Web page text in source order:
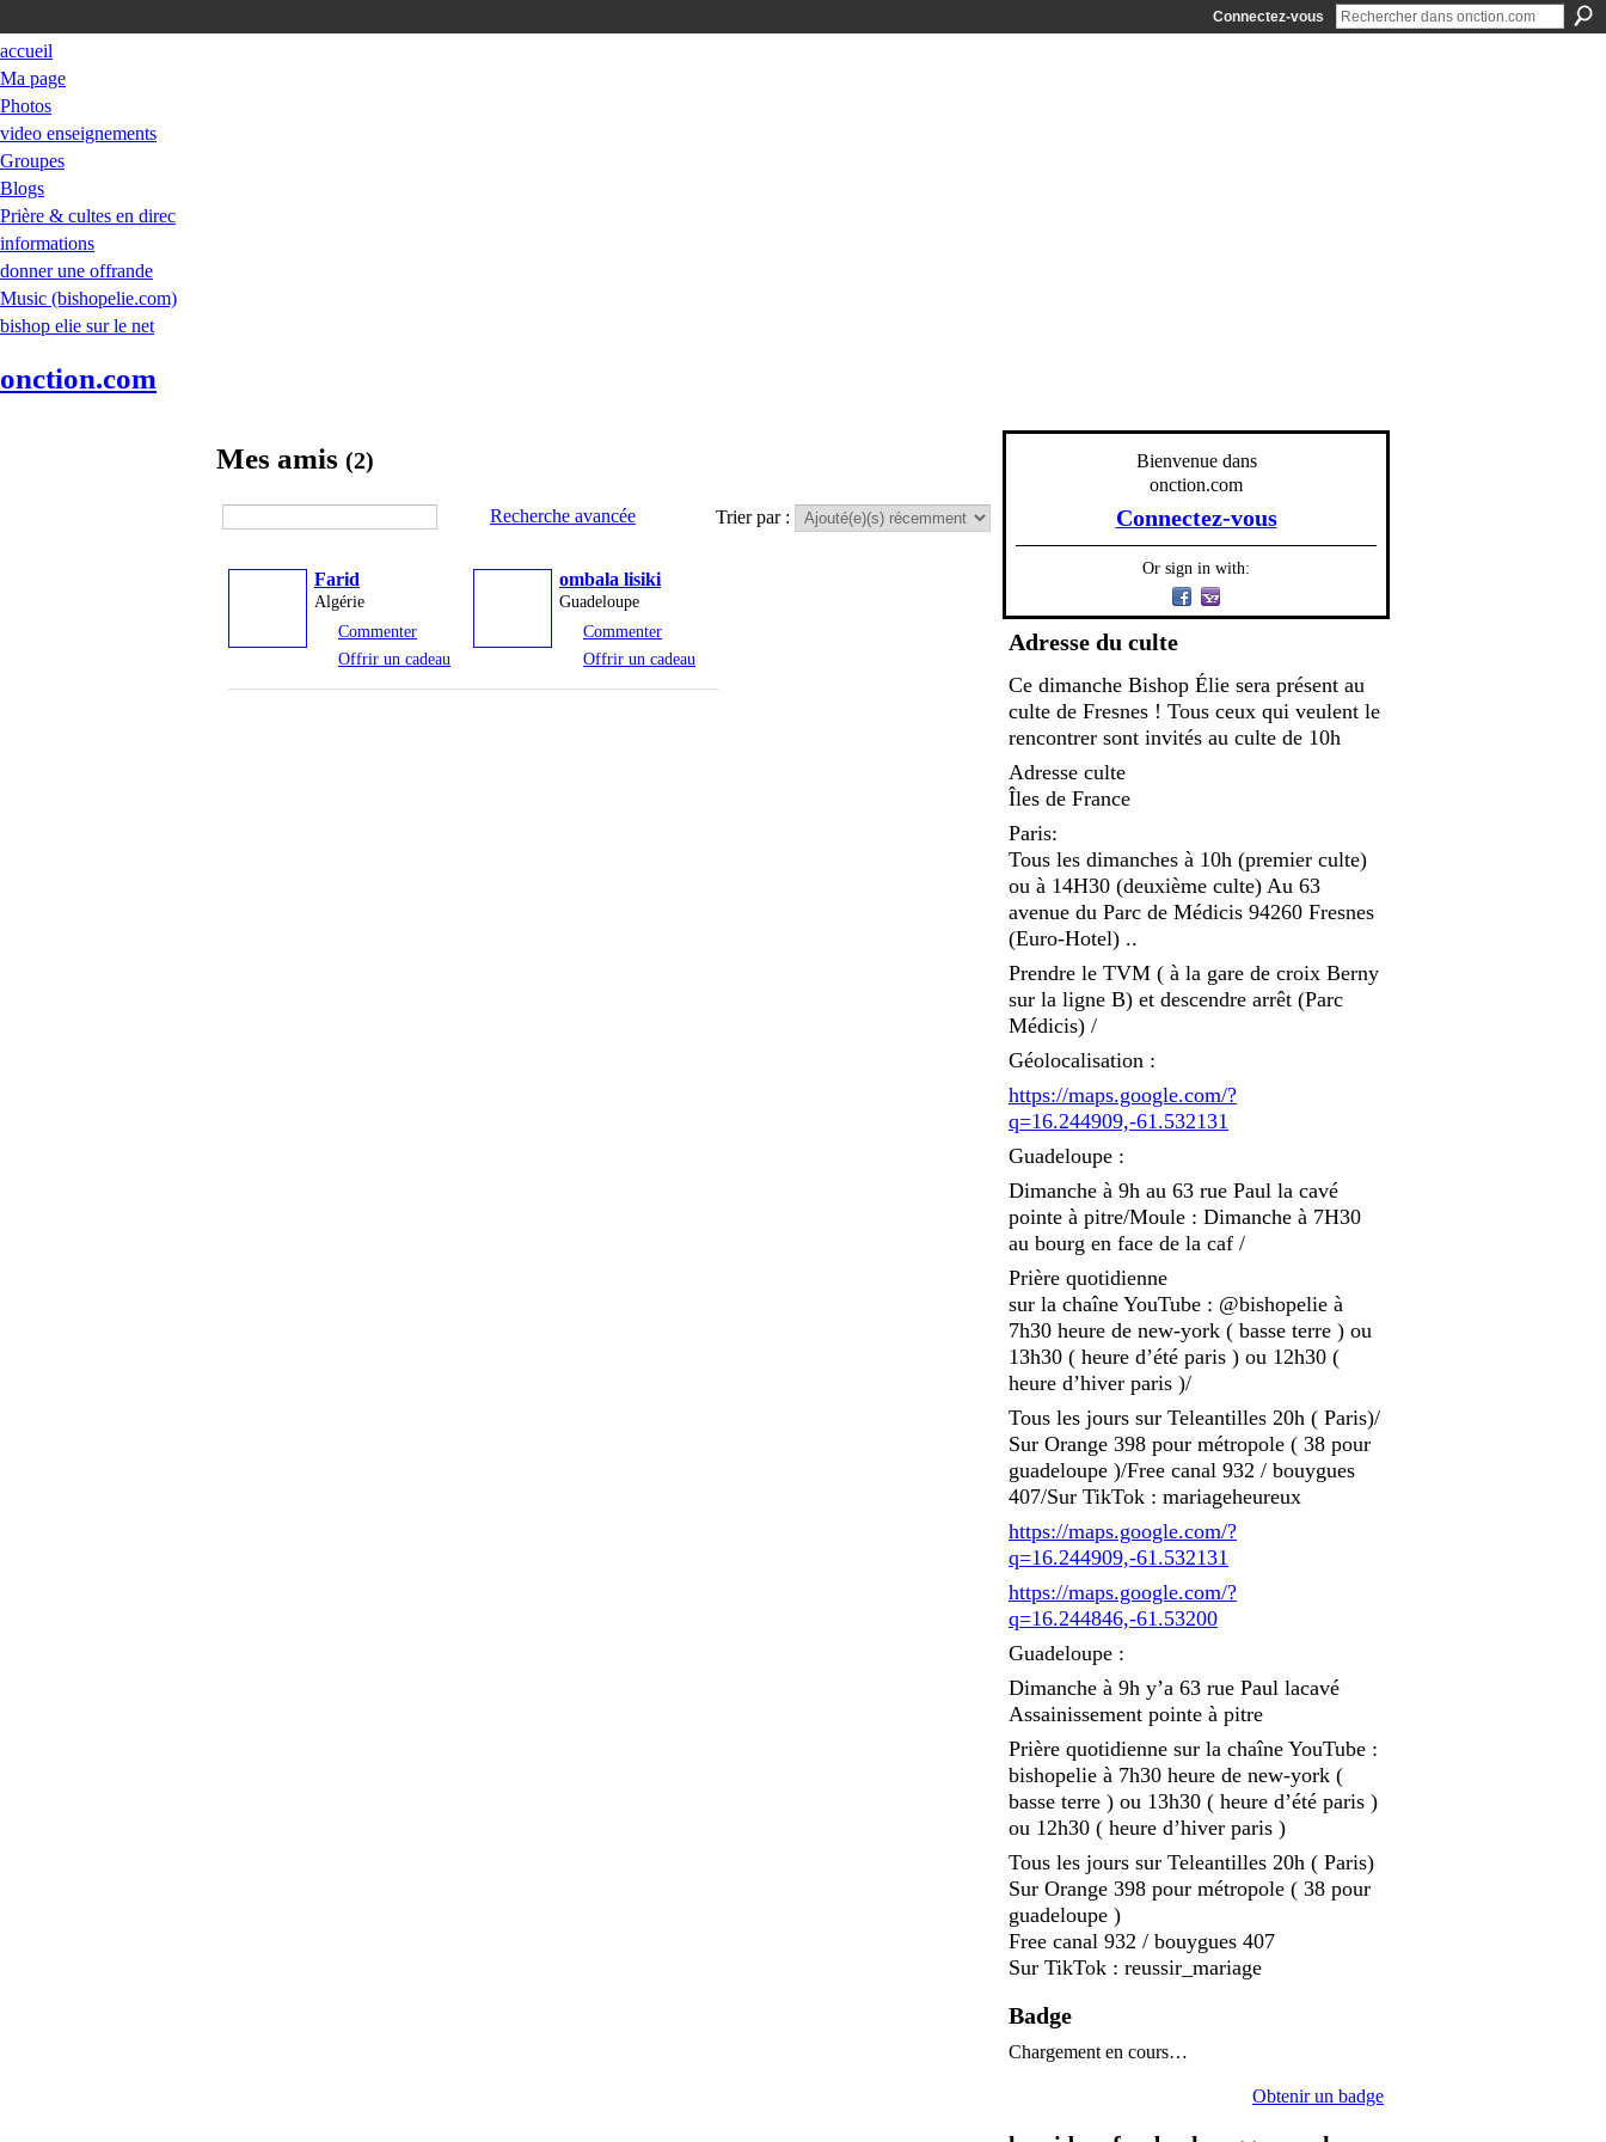
Connectez-vous
accueil
Ma page
Photos
video enseignements
Groupes
Blogs
Prière & cultes en direc
informations
donner une offrande
Music (bishopelie.com)
bishop elie sur le net
onction.com
Mes amis (2)
Recherche avancée Trier par :
Farid
Algérie
Commenter
Offrir un cadeau
ombala lisiki
Guadeloupe
Commenter
Offrir un cadeau
Bienvenue dans
onction.com
Connectez-vous
Or sign in with:
Adresse du culte
Ce dimanche Bishop Élie sera présent au
culte de Fresnes ! Tous ceux qui veulent le
rencontrer sont invités au culte de 10h
Adresse culte
Îles de France
Paris:
Tous les dimanches à 10h (premier culte)
ou à 14H30 (deuxième culte) Au 63
avenue du Parc de Médicis 94260 Fresnes
(Euro-Hotel) ..
Prendre le TVM ( à la gare de croix Berny
sur la ligne B) et descendre arrêt (Parc
Médicis) /
Géolocalisation :
https://maps.google.com/?
q=16.244909,-61.532131
Guadeloupe :
Dimanche à 9h au 63 rue Paul la cavé
pointe à pitre/Moule : Dimanche à 7H30
au bourg en face de la caf /
Prière quotidienne
sur la chaîne YouTube : @bishopelie à
7h30 heure de new-york ( basse terre ) ou
13h30 ( heure d’été paris ) ou 12h30 (
heure d’hiver paris )/
Tous les jours sur Teleantilles 20h ( Paris)/
Sur Orange 398 pour métropole ( 38 pour
guadeloupe )/Free canal 932 / bouygues
407/Sur TikTok : mariageheureux
https://maps.google.com/?
q=16.244909,-61.532131
https://maps.google.com/?
q=16.244846,-61.53200
Guadeloupe :
Dimanche à 9h y’a 63 rue Paul lacavé
Assainissement pointe à pitre
Prière quotidienne sur la chaîne YouTube :
bishopelie à 7h30 heure de new-york (
basse terre ) ou 13h30 ( heure d’été paris )
ou 12h30 ( heure d’hiver paris )
Tous les jours sur Teleantilles 20h ( Paris)
Sur Orange 398 pour métropole ( 38 pour
guadeloupe )
Free canal 932 / bouygues 407
Sur TikTok : reussir_mariage
Badge
Chargement en cours…
Obtenir un badge